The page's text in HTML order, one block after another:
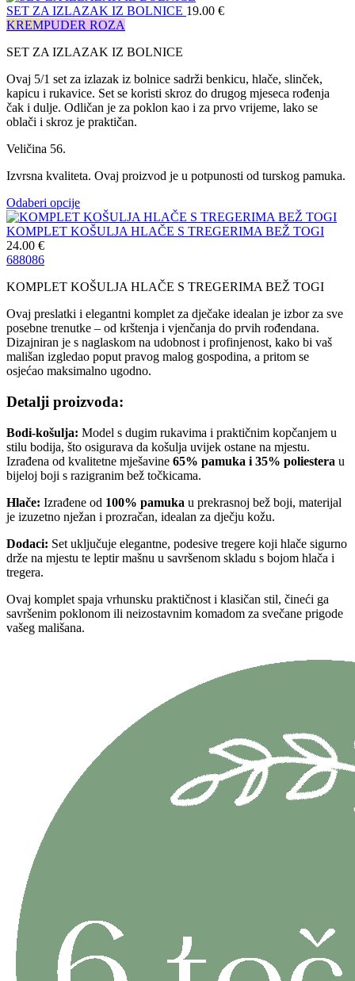
SET ZA IZLAZAK IZ BOLNICE 19.00 €
KREMPUDER ROZA
SET ZA IZLAZAK IZ BOLNICE
Ovaj 5/1 set za izlazak iz bolnice sadrži benkicu, hlače, slinček,
kapicu i rukavice. Set se koristi skroz do drugog mjeseca rođenja
čak i dulje. Odličan je za poklon kao i za prvo vrijeme, lako se
oblači i skroz je praktičan.
Veličina 56.
Izvrsna kvaliteta. Ovaj proizvod je u potpunosti od turskog pamuka.
Odaberi opcije
KOMPLET KOŠULJA HLAČE S TREGERIMA BEŽ TOGI
24.00 €
688086
KOMPLET KOŠULJA HLAČE S TREGERIMA BEŽ TOGI
Ovaj preslatki i elegantni komplet za dječake idealan je izbor za sve
posebne trenutke – od krštenja i vjenčanja do prvih rođendana.
Dizajniran je s naglaskom na udobnost i profinjenost, kako bi vaš
mališan izgledao poput pravog malog gospodina, a pritom se
osjećao maksimalno ugodno.
Detalji proizvoda:
Bodi-košulja: Model s dugim rukavima i praktičnim kopčanjem u
stilu bodija, što osigurava da košulja uvijek ostane na mjestu.
Izrađena od kvalitetne mješavine 65% pamuka i 35% poliestera u
bijeloj boji s razigranim bež točkicama.
Hlače: Izrađene od 100% pamuka u prekrasnoj bež boji, materijal
je izuzetno nježan i prozračan, idealan za dječju kožu.
Dodaci: Set uključuje elegantne, podesive tregere koji hlače sigurno
drže na mjestu te leptir mašnu u savršenom skladu s bojom hlača i
tregera.
Ovaj komplet spaja vrhunsku praktičnost i klasičan stil, čineći ga
savršenim poklonom ili neizostavnim komadom za svečane prigode
vašeg mališana.